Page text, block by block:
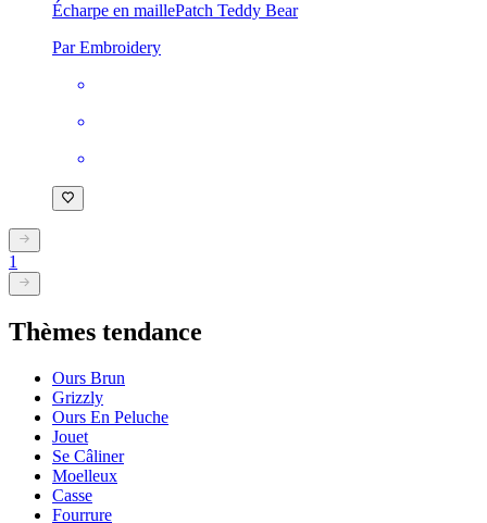
Écharpe en maillePatch Teddy Bear
Par Embroidery
1
Thèmes tendance
Ours Brun
Grizzly
Ours En Peluche
Jouet
Se Câliner
Moelleux
Casse
Fourrure